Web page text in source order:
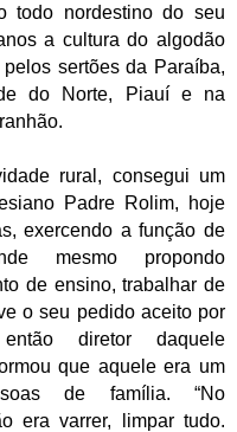
todo nordestino do seu
a cultura do algodão
sertões da Paraíba,
do Norte, Piauí e na
rural, consegui um
Padre Rolim, hoje
exercendo a função de
mesmo propondo
de ensino, trabalhar de
o seu pedido aceito por
diretor daquele
que aquele era um
de família. “No
era varrer, limpar tudo.